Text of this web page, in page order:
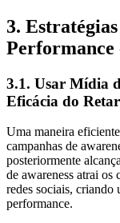
3.
Performance
3.1. Usar Mídia
Eficácia do
Uma maneira
campanhas de
posteriormente
de awareness atrai os
redes sociais, criando
performance.